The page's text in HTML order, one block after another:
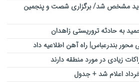
مشخص شد/ برگزاری شصت و پنجمین
به حادثه تروریستی زاهدان
زیادی در مورد منطقه دارند